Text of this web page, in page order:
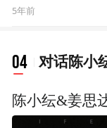
5年前
04 对话陈小
陈小纭&姜思